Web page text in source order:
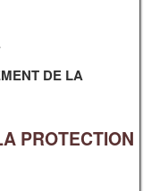
DE LA
PROTECTION